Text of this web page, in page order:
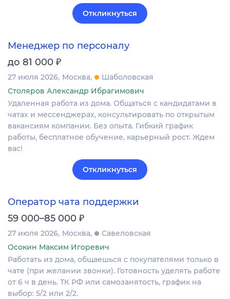
Откликнуться
Менеджер по персоналу
до 81 000 ₽
27 июля 2026 Москва
Шаболовская
Столяров Александр Ибрагимович
Удаленная работа из дома. Общаться с кандидатами в
чатах и мессенджерах, консультировать по открытым
вакансиям компании. Без опыта. Гибкий график
работы, бесплатное обучение, карьерный рост. Ждем
вас!
Откликнуться
Оператор чата поддержки
59 000–85 000 ₽
27 июля 2026 Москва
Савеловская
Осокин Максим Игоревич
Работать из дома, общаешься с покупателями только в
чате (при желании звонки). Готовность уделять работе
от 6 ч в день. ТК РФ или самозанятость, график на
выбор: 5/2 или 2/2.